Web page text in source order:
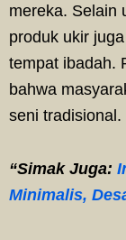
mereka. Selain
produk ukir
tempat ibadah.
bahwa
seni tradisional.
“Simak Juga:
Minimalis,